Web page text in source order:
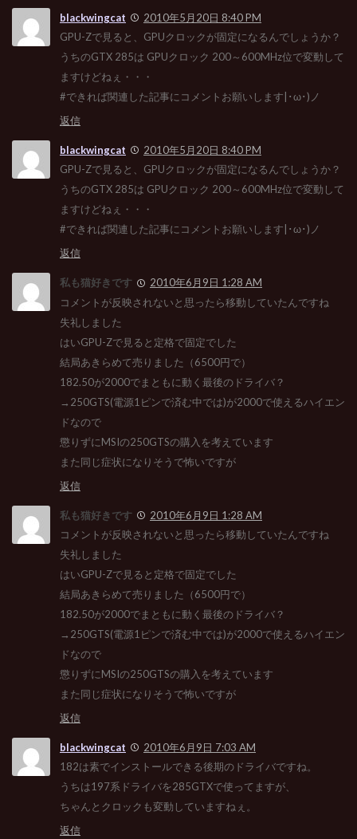
blackwingcat
2010年5月20日 8:40 PM
GPU-Zで見ると、GPUクロックが固定になるんでしょうか？
うちのGTX 285は GPUクロック 200～600MHz位で変動して
ますけどねぇ・・・
#できれば関連した記事にコメントお願いします|･ω･)ノ
返信
blackwingcat
2010年5月20日 8:40 PM
GPU-Zで見ると、GPUクロックが固定になるんでしょうか？
うちのGTX 285は GPUクロック 200～600MHz位で変動して
ますけどねぇ・・・
#できれば関連した記事にコメントお願いします|･ω･)ノ
返信
私も猫好きです
2010年6月9日 1:28 AM
コメントが反映されないと思ったら移動していたんですね
失礼しました
はいGPU-Zで見ると定格で固定でした
結局あきらめて売りました（6500円で）
182.50が2000でまともに動く最後のドライバ？
→250GTS(電源1ピンで済む中では)が2000で使えるハイエン
ドなので
懲りずにMSIの250GTSの購入を考えています
また同じ症状になりそうで怖いですが
返信
私も猫好きです
2010年6月9日 1:28 AM
コメントが反映されないと思ったら移動していたんですね
失礼しました
はいGPU-Zで見ると定格で固定でした
結局あきらめて売りました（6500円で）
182.50が2000でまともに動く最後のドライバ？
→250GTS(電源1ピンで済む中では)が2000で使えるハイエン
ドなので
懲りずにMSIの250GTSの購入を考えています
また同じ症状になりそうで怖いですが
返信
blackwingcat
2010年6月9日 7:03 AM
182は素でインストールできる後期のドライバですね。
うちは197系ドライバを285GTXで使ってますが、
ちゃんとクロックも変動していますねぇ。
返信